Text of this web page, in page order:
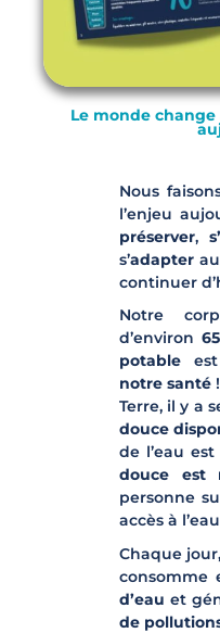
Le monde
Nous
l’enjeu
préserver,
s’adapter
continuer
Notre
d’environ
potable
notre santé
Terre, il y a
douce
de l’eau est
douce est
personne
accès à
Chaque
consomme
d’eau et
de